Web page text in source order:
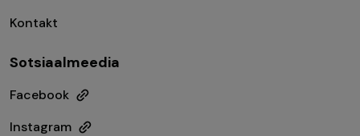
Kontakt
Sotsiaalmeedia
Facebook
Instagram